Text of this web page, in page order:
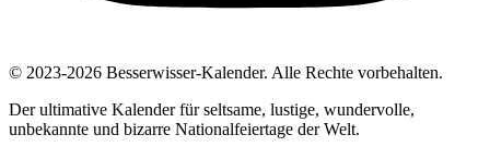
© 2023-2026 Besserwisser-Kalender. Alle Rechte vorbehalten.
Der ultimative Kalender für seltsame, lustige, wundervolle,
unbekannte und bizarre Nationalfeiertage der Welt.